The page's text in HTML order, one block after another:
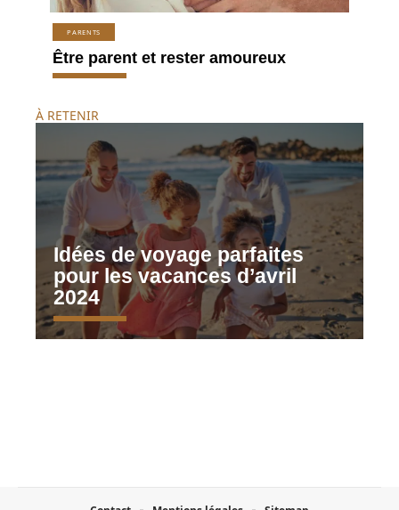
PARENTS
Être parent et rester amoureux
À RETENIR
Idées de voyage parfaites
pour les vacances d’avril
2024